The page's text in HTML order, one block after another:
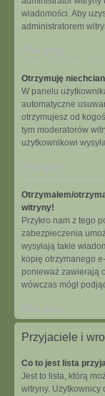
wiadomości. Aby
administratorem
Otrzymuję
W panelu
automatyczne
otrzymujesz od
tym moderatorów
użytkownikowi
Otrzymałem/
witryny!
Przykro nam z tego
zabezpieczenia
wysyłają takie
kopię otrzymanego
ponieważ zawierają
wówczas mógł
Przyjaciele i
Co to jest lista
Jest to lista, którą
witryny. Użytkownicy